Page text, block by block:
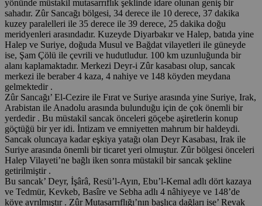
yönünde müstakil mutasarrıflık şeklinde idare olunan geniş bir
sahadır. Zûr Sancağı bölgesi, 34 derece ile 10 derece, 37 dakika
kuzey paralelleri ile 35 derece ile 39 derece, 25 dakika doğu
meridyenleri arasındadır. Kuzeyde Diyarbakır ve Halep, batıda yine
Halep ve Suriye, doğuda Musul ve Bağdat vilayetleri ile güneyde
ise, Şam Çölü ile çevrili ve hudutludur. 100 km uzunluğunda bir
alanı kaplamaktadır. Merkezi Deyr-i Zûr kasabası olup, sancak
merkezi ile beraber 4 kaza, 4 nahiye ve 148 köyden meydana
gelmektedir .
Zûr Sancağı’ El-Cezire ile Fırat ve Suriye arasında yine Suriye, Irak,
Arabistan ile Anadolu arasında bulunduğu için de çok önemli bir
yerdedir . Bu müstakil sancak önceleri göçebe aşiretlerin konup
göçtüğü bir yer idi. İntizam ve emniyetten mahrum bir haldeydi.
Sancak oluncaya kadar eşkiya yatağı olan Deyr Kasabası, Irak ile
Suriye arasında önemli bir ticaret yeri olmuştur. Zûr bölgesi önceleri
Halep Vilayeti’ne bağlı iken sonra müstakil bir sancak şekline
getirilmiştir .
Bu sancak’ Deyr, İşârâ, Resü’l-Ayın, Ebu’l-Kemal adlı dört kazaya
ve Tedmür, Kevkeb, Basîre ve Sebha adlı 4 nâhiyeye ve 148’de
köye ayrılmıştır . Zûr Mutasarrıflığı’nın başlıca dağları ise’ Revak